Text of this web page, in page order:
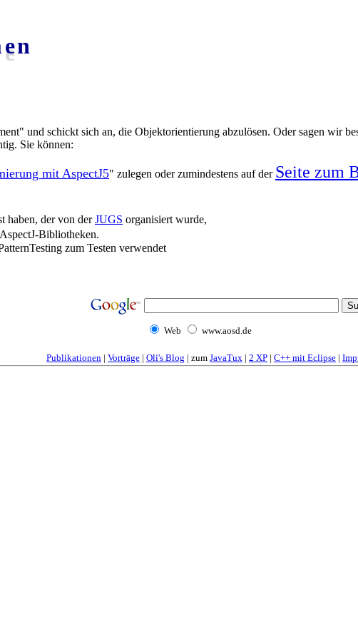
und schickt sich an, die Objektorientierung abzulösen. Oder sagen wir
Sie können:
mit AspectJ5" zulegen oder zumindestens auf der Seite zum
haben, der von derJUGS organisiert wurde,
Bibliotheken.
zum Testen verwendet
Web www.aosd.de
Publikationen | Vorträge | Oli's Blog | zum JavaTux | 2 XP | C++ mit Eclipse |